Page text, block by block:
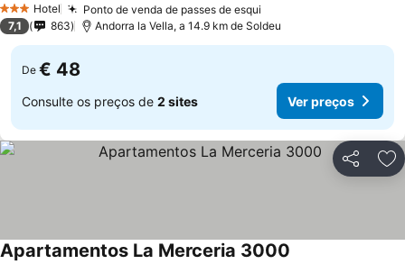
3 EstrelasHotel Ponto de venda de passes de esqui
7,1 863 Andorra la Vella, a 14.9 km de Soldeu
De € 48
Consulte os preços de 2 sites Ver preços
Partilhar
Apartamentos La Merceria 3000